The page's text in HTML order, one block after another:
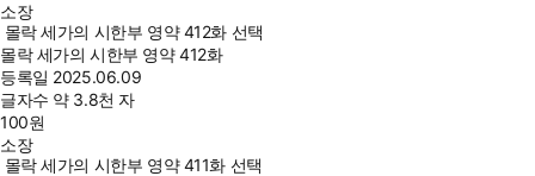
소장
몰락 세가의 시한부 영약 412화 선택
몰락 세가의 시한부 영약 412화
등록일 2025.06.09
글자수 약 3.8천 자
100원
소장
몰락 세가의 시한부 영약 411화 선택